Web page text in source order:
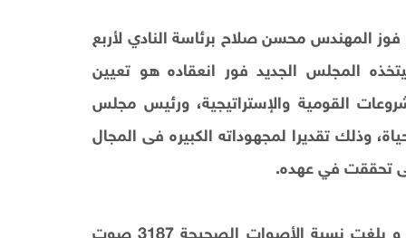
فوز المهندس محسن صلاح برئاسة النادي لأربع
المجلس الجديد فور انعقاده هو تعيين
القومية والإستراتيجية، ورئيس مجلس
وذلك تقديرا لمجهوداته الكبيره فى المجال
تحققت في عهده.